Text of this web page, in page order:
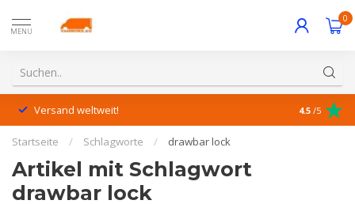
MENU
0
Versand weltweit! 4.5 /5
Startseite / Schlagworte / drawbar lock
Artikel mit Schlagwort
drawbar lock